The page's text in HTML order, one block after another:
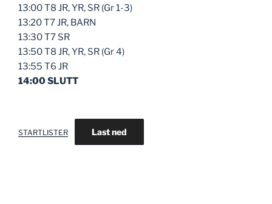
13:00 T8 JR, YR, SR (Gr 1-3)
13:20 T7 JR, BARN
13:30 T7 SR
13:50 T8 JR, YR, SR (Gr 4)
13:55 T6 JR
14:00 SLUTT
STARTLISTER Last ned